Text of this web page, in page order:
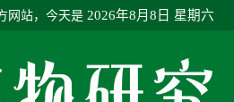
网站，今天是 2026年8月8日 星期六